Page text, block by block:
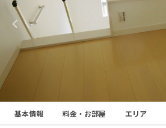
Item基本情報 料金・お部屋 エリア